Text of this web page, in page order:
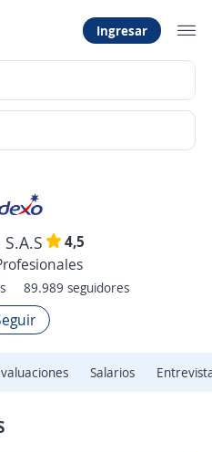
Ingresar
4,5
89.989 seguidores
Salarios